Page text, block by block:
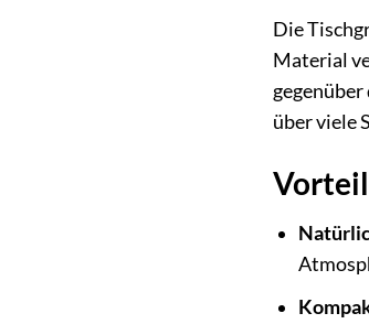
Die
Material
gegenüber
über viele